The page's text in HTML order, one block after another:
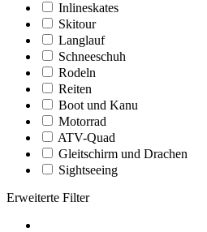
Inlineskates
Skitour
Langlauf
Schneeschuh
Rodeln
Reiten
Boot und Kanu
Motorrad
ATV-Quad
Gleitschirm und Drachen
Sightseeing
Erweiterte Filter